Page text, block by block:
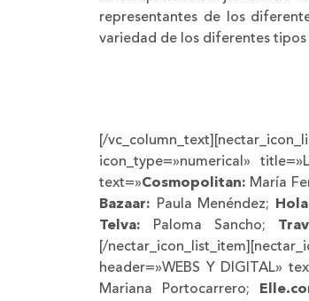
representantes de los
variedad de los diferentes
[/
icon_type=»numerical»
text=»Cosmopolitan: María
Bazaar: Paula Menéndez;
Telva: Paloma Sancho;
[/
header=»WEBS Y DIGITAL»
Mariana Portocarrero;